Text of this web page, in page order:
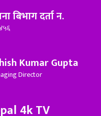
बिभाग दर्ता न.
Kumar Gupta
Director
4k TV